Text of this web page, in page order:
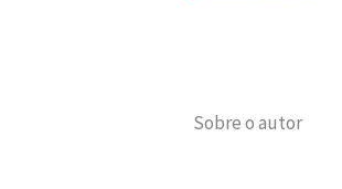
Sobre o autor